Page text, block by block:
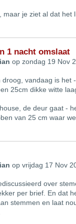
maar je ziet al dat het
1 nacht omslaat
op zondag 19 Nov
droog, vandaag is het
25cm dikke witte
de deur gaat -
van 25 cm waar
op vrijdag 17 Nov
over
per brief. En dat
stemmen en laat